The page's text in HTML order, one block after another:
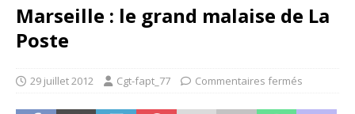
Marseille : le grand malaise de La
Poste
29 juillet 2012 Cgt-fapt_77 Commentaires fermés